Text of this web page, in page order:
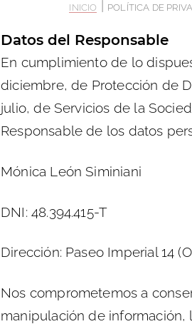
INICIO POLÍTICA DE
Datos del Responsable
En cumplimiento de lo
diciembre, de Protección de
julio, de Servicios de la
Responsable de los datos
Mónica León Siminiani
DNI: 48.394.415-T
Dirección: Paseo Imperial 14
Nos comprometemos a
manipulación de